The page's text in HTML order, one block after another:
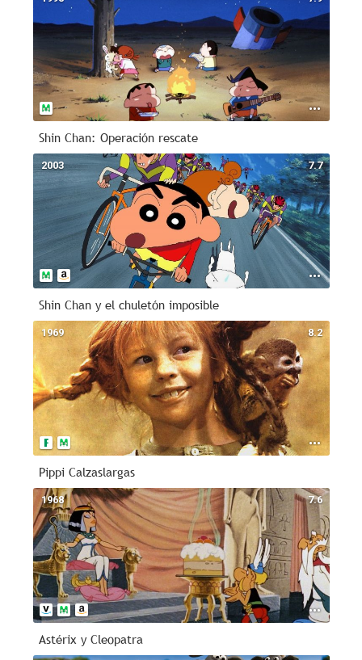
Shin Chan: Operación rescate
7.7
2003
Shin Chan y el chuletón imposible
8.2
1969
Pippi Calzaslargas
7.6
1968
Astérix y Cleopatra